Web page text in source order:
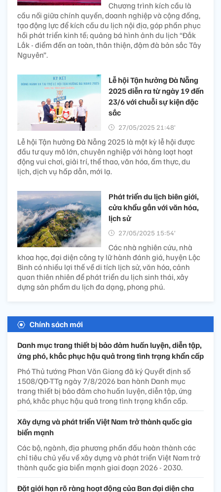
Chương trình kích cầu là
cầu nối giữa chính quyền, doanh nghiệp và cộng đồng,
tạo động lực để kích cầu du lịch nội địa, góp phần phục
hồi phát triển kinh tế; quảng bá hình ảnh du lịch “Đắk
Lắk - điểm đến an toàn, thân thiện, đậm đà bản sắc Tây
Nguyên”.
Lễ hội Tận hưởng Đà Nẵng
2025 diễn ra từ ngày 19 đến
23/6 với chuỗi sự kiện đặc
sắc
27/05/2025 21:48’
Lễ hội Tận hưởng Đà Nẵng 2025 là một kỳ lễ hội được
đầu tư quy mô lớn, chuyên nghiệp với hàng loạt hoạt
động vui chơi, giải trí, thể thao, văn hóa, ẩm thực, du
lịch, dịch vụ hấp dẫn, mới lạ.
Phát triển du lịch biên giới,
cửa khẩu gắn với văn hóa,
lịch sử
27/05/2025 15:54’
Các nhà nghiên cứu, nhà
khoa học, đại diện công ty lữ hành đánh giá, huyện Lộc
Bình có nhiều lợi thế về di tích lịch sử, văn hóa, cảnh
quan thiên nhiên để phát triển du lịch sinh thái, xây
dựng sản phẩm du lịch đa dạng, phong phú.
Chính sách mới
Danh mục trang thiết bị bảo đảm huấn luyện, diễn tập,
ứng phó, khắc phục hậu quả trong tình trạng khẩn cấp
Phó Thủ tướng Phan Văn Giang đã ký Quyết định số
1508/QĐ-TTg ngày 7/8/2026 ban hành Danh mục
trang thiết bị bảo đảm cho huấn luyện, diễn tập, ứng
phó, khắc phục hậu quả trong tình trạng khẩn cấp.
Xây dựng và phát triển Việt Nam trở thành quốc gia
biển mạnh
Các bộ, ngành, địa phương phấn đấu hoàn thành các
chỉ tiêu chủ yếu về xây dựng và phát triển Việt Nam trở
thành quốc gia biển mạnh giai đoạn 2026 - 2030.
Đặt giới hạn rõ ràng hoạt động của Ban đại diện cha